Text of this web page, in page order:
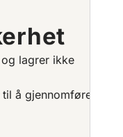
lagrer ikke
å gjennomføre